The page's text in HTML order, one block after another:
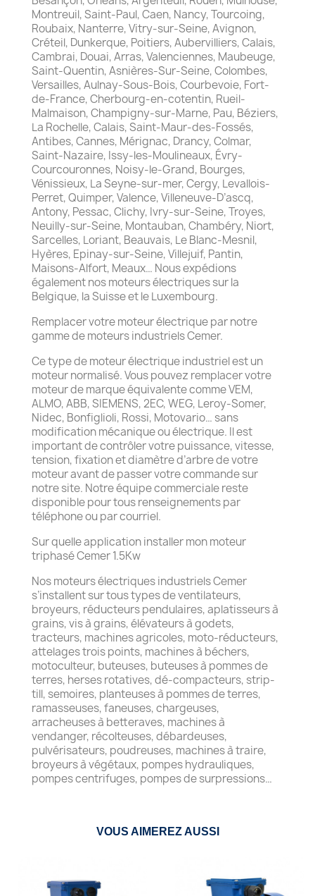
Montreuil, Saint-Paul, Caen, Nancy, Tourcoing,
Roubaix, Nanterre, Vitry-sur-Seine, Avignon,
Créteil, Dunkerque, Poitiers, Aubervilliers, Calais,
Cambrai, Douai, Arras, Valenciennes, Maubeuge,
Saint-Quentin, Asnières-Sur-Seine, Colombes,
Versailles, Aulnay-Sous-Bois, Courbevoie, Fort-
de-France, Cherbourg-en-cotentin, Rueil-
Malmaison, Champigny-sur-Marne, Pau, Béziers,
La Rochelle, Calais, Saint-Maur-des-Fossés,
Antibes, Cannes, Mérignac, Drancy, Colmar,
Saint-Nazaire, Issy-les-Moulineaux, Évry-
Courcouronnes, Noisy-le-Grand, Bourges,
Vénissieux, La Seyne-sur-mer, Cergy, Levallois-
Perret, Quimper, Valence, Villeneuve-D’ascq,
Antony, Pessac, Clichy, Ivry-sur-Seine, Troyes,
Neuilly-sur-Seine, Montauban, Chambéry, Niort,
Sarcelles, Loriant, Beauvais, Le Blanc-Mesnil,
Hyères, Epinay-sur-Seine, Villejuif, Pantin,
Maisons-Alfort, Meaux… Nous expédions
également nos moteurs électriques sur la
Belgique, la Suisse et le Luxembourg.
Remplacer votre moteur électrique par notre
gamme de moteurs industriels Cemer.
Ce type de moteur électrique industriel est un
moteur normalisé. Vous pouvez remplacer votre
moteur de marque équivalente comme VEM,
ALMO, ABB, SIEMENS, 2EC, WEG, Leroy-Somer,
Nidec, Bonfiglioli, Rossi, Motovario… sans
modification mécanique ou électrique. Il est
important de contrôler votre puissance, vitesse,
tension, fixation et diamètre d’arbre de votre
moteur avant de passer votre commande sur
notre site. Notre équipe commerciale reste
disponible pour tous renseignements par
téléphone ou par courriel.
Sur quelle application installer mon moteur
triphasé Cemer 1.5Kw
Nos moteurs électriques industriels Cemer
s’installent sur tous types de ventilateurs,
broyeurs, réducteurs pendulaires, aplatisseurs à
grains, vis à grains, élévateurs à godets,
tracteurs, machines agricoles, moto-réducteurs,
attelages trois points, machines à béchers,
motoculteur, buteuses, buteuses à pommes de
terres, herses rotatives, dé-compacteurs, strip-
till, semoires, planteuses à pommes de terres,
ramasseuses, faneuses, chargeuses,
arracheuses à betteraves, machines à
vendanger, récolteuses, débardeuses,
pulvérisateurs, poudreuses, machines à traire,
broyeurs à végétaux, pompes hydrauliques,
pompes centrifuges, pompes de surpressions…
VOUS AIMEREZ AUSSI